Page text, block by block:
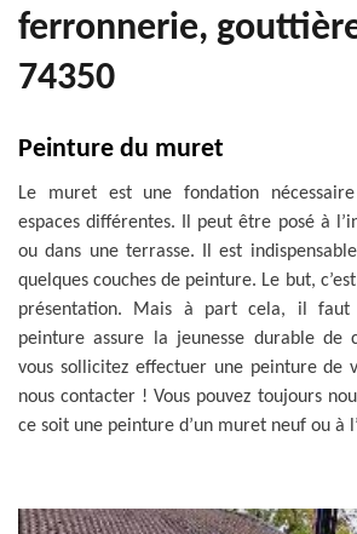
ferronnerie,
74350
Peinture du muret
Le muret est une fondation
espaces différentes. Il peut être posé à
ou dans une terrasse. Il est
quelques couches de peinture. Le but,
présentation. Mais à part cela, il faut
peinture assure la jeunesse durable de
vous sollicitez effectuer une peinture de
nous contacter ! Vous pouvez toujours
ce soit une peinture d’un muret neuf ou à